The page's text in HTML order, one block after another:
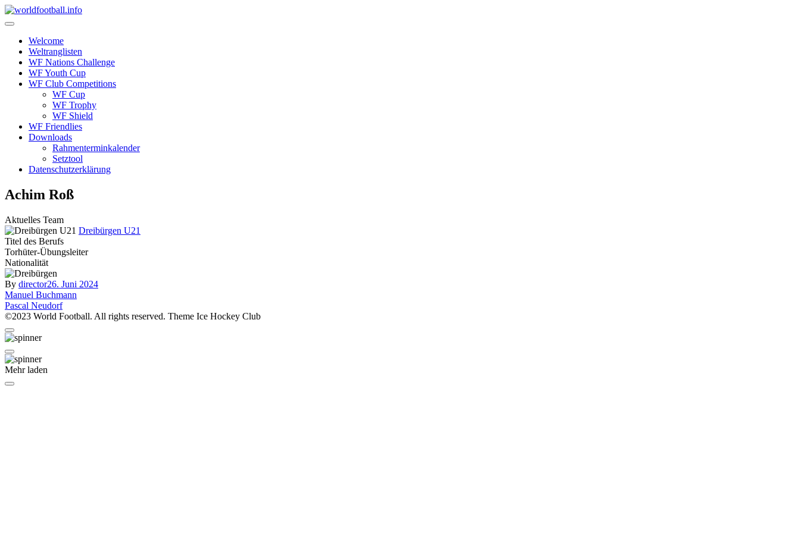
Skip
to
Welcome
Weltranglisten
WF Nations Challenge
WF Youth Cup
WF Club Competitions
WF Cup
WF Trophy
WF Shield
WF Friendlies
Downloads
Rahmenterminkalender
Setztool
Datenschutzerklärung
Achim Roß
Aktuelles Team
Dreibürgen U21
Titel des Berufs
Torhüter-Übungsleiter
Nationalität
By director26. Juni 2024
Beitragsnavigation
Manuel Buchmann
Pascal Neudorf
©2023 World Football. All rights reserved. Theme Ice Hockey Club
Mehr laden